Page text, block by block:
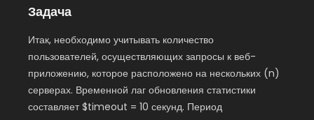
Задача
Итак, необходимо учитывать количество
пользователей, осуществляющих запросы к веб-
приложению, которое расположено на нескольких (n)
серверах. Временной лаг обновления статистики
составляет $timeout = 10 секунд. Период